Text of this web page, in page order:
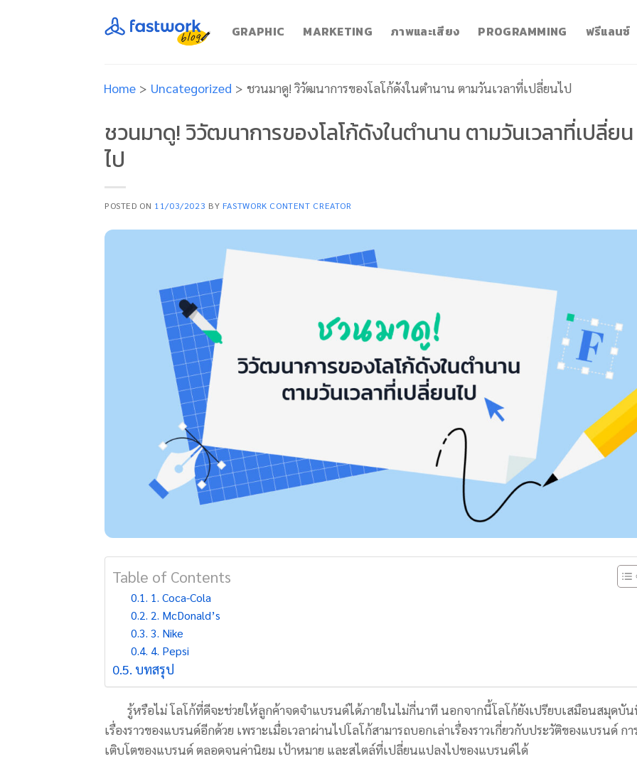
GRAPHIC MARKETING ภาพและเสียง PROGRAMMING ฟรีแลนซ์
Home > Uncategorized > ชวนมาดู! วิวัฒนาการของโลโก้ดังในตำนาน ตามวันเวลาที่เปลี่ยนไป
ชวนมาดู! วิวัฒนาการของโลโก้ดังในตำนาน ตามวันเวลาที่เปลี่ยน
ไป
POSTED ON 11/03/2023 BY FASTWORK CONTENT CREATOR
Table of Contents
1. Coca-Cola
2. McDonald’s
3. Nike
4. Pepsi
บทสรุป
รู้หรือไม่ โลโก้ที่ดีจะช่วยให้ลูกค้าจดจำแบรนด์ได้ภายในไม่กี่นาที นอกจากนี้โลโก้ยังเปรียบเสมือนสมุดบั
เรื่องราวของแบรนด์อีกด้วย เพราะเมื่อเวลาผ่านไปโลโก้สามารถบอกเล่าเรื่องราวเกี่ยวกับประวัติของแบรนด์ กา
เติบโตของแบรนด์ ตลอดจนค่านิยม เป้าหมาย และสไตล์ที่เปลี่ยนแปลงไปของแบรนด์ได้